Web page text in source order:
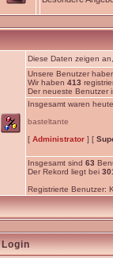
Diese Daten zeigen
Unsere Benutzer
Wir haben 413
Der neueste Benutzer
Insgesamt waren
basteltante
[ Administrator ] [
Insgesamt sind 63
Der Rekord liegt bei
Registrierte Benutzer:
Login